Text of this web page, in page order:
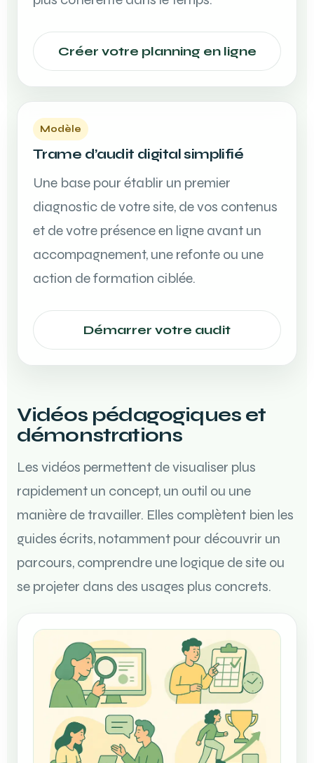
Créer votre planning en ligne
Modèle
Trame d’audit digital simplifié
Une base pour établir un premier
diagnostic de votre site, de vos contenus
et de votre présence en ligne avant un
accompagnement, une refonte ou une
action de formation ciblée.
Démarrer votre audit
Vidéos pédagogiques et
démonstrations
Les vidéos permettent de visualiser plus
rapidement un concept, un outil ou une
manière de travailler. Elles complètent bien les
guides écrits, notamment pour découvrir un
parcours, comprendre une logique de site ou
se projeter dans des usages plus concrets.